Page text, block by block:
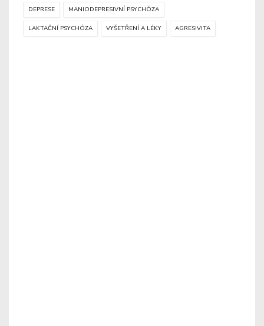
DEPRESE MANIODEPRESIVNÍ PSYCHÓZA
LAKTAČNÍ PSYCHÓZA VYŠETŘENÍ A LÉKY AGRESIVITA